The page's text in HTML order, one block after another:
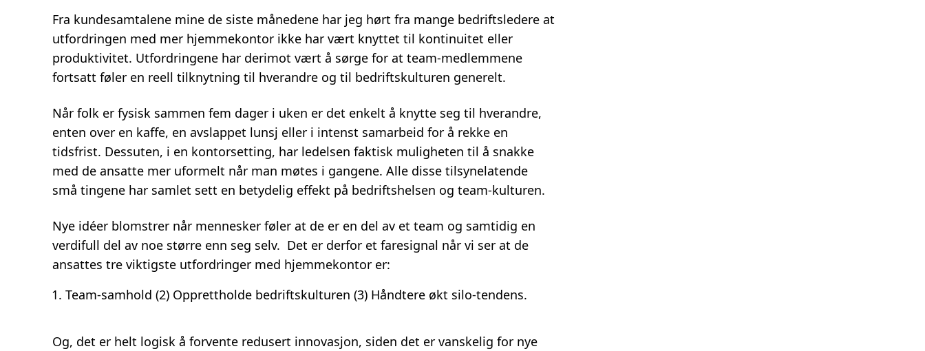
Fra kundesamtalene mine de siste månedene har jeg hørt fra mange bedriftsledere at
utfordringen med mer hjemmekontor ikke har vært knyttet til kontinuitet eller
produktivitet. Utfordringene har derimot vært å sørge for at team-medlemmene
fortsatt føler en reell tilknytning til hverandre og til bedriftskulturen generelt.
Når folk er fysisk sammen fem dager i uken er det enkelt å knytte seg til hverandre,
enten over en kaffe, en avslappet lunsj eller i intenst samarbeid for å rekke en
tidsfrist. Dessuten, i en kontorsetting, har ledelsen faktisk muligheten til å snakke
med de ansatte mer uformelt når man møtes i gangene. Alle disse tilsynelatende
små tingene har samlet sett en betydelig effekt på bedriftshelsen og team-kulturen.
Nye idéer blomstrer når mennesker føler at de er en del av et team og samtidig en
verdifull del av noe større enn seg selv. Det er derfor et faresignal når vi ser at de
ansattes tre viktigste utfordringer med hjemmekontor er:
Team-samhold (2) Opprettholde bedriftskulturen (3) Håndtere økt silo-tendens.
Og, det er helt logisk å forvente redusert innovasjon, siden det er vanskelig for nye